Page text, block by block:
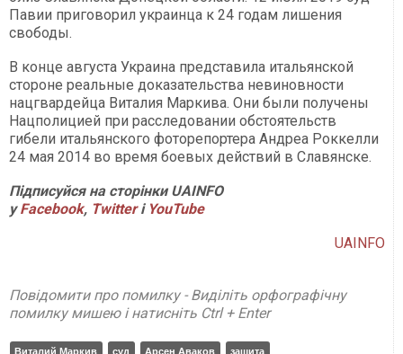
Павии приговорил украинца к 24 годам лишения
свободы.
В конце августа Украина представила итальянской
стороне реальные доказательства невиновности
нацгвардейца Виталия Маркива. Они были получены
Нацполицией при расследовании обстоятельств
гибели итальянского фоторепортера Андреа Роккелли
24 мая 2014 во время боевых действий в Славянске.
Підписуйся на сторінки UAINFO
уFacebook, Twitterі YouTube
UAINFO
Повідомити про помилку - Виділіть орфографічну
помилку мишею і натисніть Ctrl + Enter
Виталий Маркив суд Арсен Аваков защита